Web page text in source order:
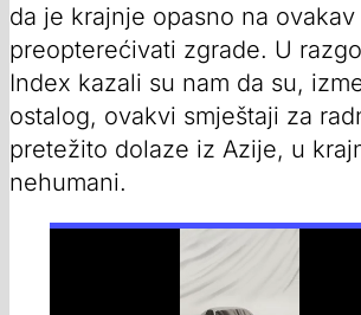
da je krajnje opasno na ovakav
preopterećivati zgrade. U
Index kazali su nam da su,
ostalog, ovakvi smještaji za
pretežito dolaze iz Azije, u
nehumani.